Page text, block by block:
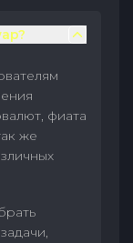
фиата
же